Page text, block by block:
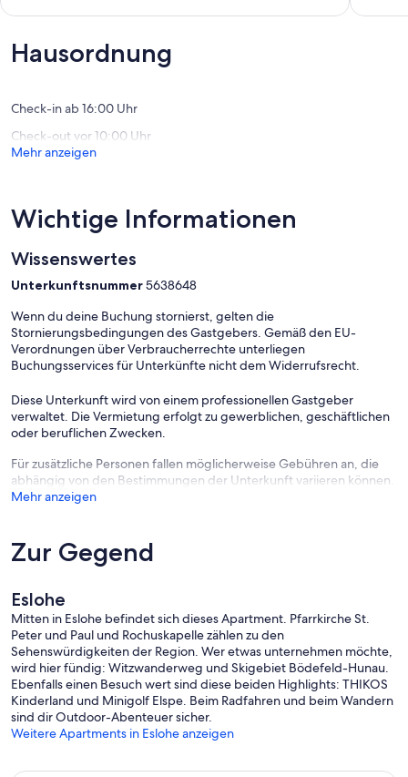
(1
Bewertung)
Hausordnung
Check-in ab 16:00 Uhr
Check-out vor 10:00 Uhr
Mehr anzeigen
Wichtige Informationen
Wissenswertes
Unterkunftsnummer5638648
Wenn du deine Buchung stornierst, gelten die
Stornierungsbedingungen des Gastgebers. Gemäß den EU-
Verordnungen über Verbraucherrechte unterliegen
Buchungsservices für Unterkünfte nicht dem Widerrufsrecht.
Diese Unterkunft wird von einem professionellen Gastgeber
verwaltet. Die Vermietung erfolgt zu gewerblichen, geschäftlichen
oder beruflichen Zwecken.
Für zusätzliche Personen fallen möglicherweise Gebühren an, die
abhängig von den Bestimmungen der Unterkunft variieren können.
Mehr anzeigen
Zur Gegend
Eslohe
Mitten in Eslohe befindet sich dieses Apartment. Pfarrkirche St.
Peter und Paul und Rochuskapelle zählen zu den
Sehenswürdigkeiten der Region. Wer etwas unternehmen möchte,
wird hier fündig: Witzwanderweg und Skigebiet Bödefeld-Hunau.
Ebenfalls einen Besuch wert sind diese beiden Highlights: THIKOS
Kinderland und Minigolf Elspe. Beim Radfahren und beim Wandern
sind dir Outdoor-Abenteuer sicher.
Weitere Apartments in Eslohe anzeigen